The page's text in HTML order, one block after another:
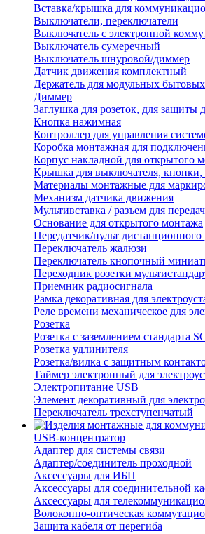
Вставка/крышка для
Выключатели, переключатели
Выключатель с электронной
Выключатель сумеречный
Выключатель шнуровой/диммер
Датчик движения комплектный
Держатель для модульных
Диммер
Заглушка для розеток, для защиты
Кнопка нажимная
Контроллер для управления
Коробка монтажная для
Корпус накладной для открытого
Крышка для выключателя, кнопки,
Материалы монтажные для
Механизм датчика движения
Мультивставка / разъем для
Основание для открытого монтажа
Передатчик/пульт
Переключатель жалюзи
Переключатель кнопочный
Переходник розетки
Приемник радиосигнала
Рамка декоративная для
Реле времени механическое для
Розетка
Розетка с заземлением стандарта
Розетка удлинителя
Розетка/вилка с защитным
Таймер электронный для
Электропитание USB
Элемент декоративный для
Переключатель трехступенчатый
USB-концентратор
Адаптер для системы связи
Адаптер/соединитель проходной
Аксессуары для ИБП
Аксессуары для соединительной
Аксессуары для
Волоконно-оптическая
Защита кабеля от перегиба